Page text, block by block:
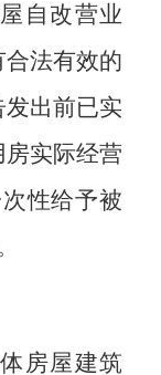
自改营业
法有效的
出前已实
实际经营
性给予被
房屋建筑